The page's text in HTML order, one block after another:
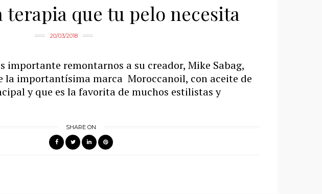
terapia que tu pelo necesita
20/03/2018
importante remontarnos a su creador, Mike Sabag,
la importantísima marca Moroccanoil, con aceite de
y que es la favorita de muchos estilistas y
SHARE ON